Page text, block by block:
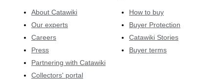
About Catawiki
Our experts
Careers
Press
Partnering with Catawiki
Collectors' portal
How to buy
Buyer Protection
Catawiki Stories
Buyer terms